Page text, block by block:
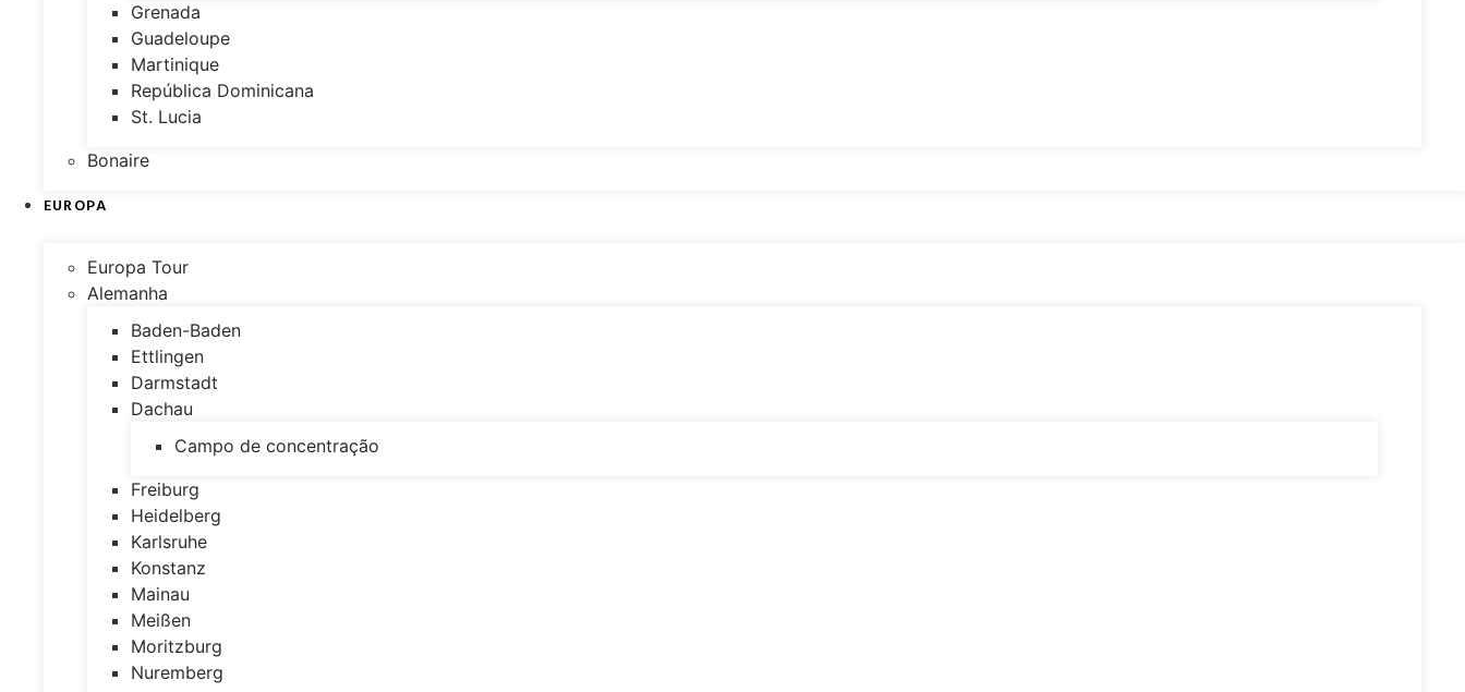
Grenada
Guadeloupe
Martinique
República Dominicana
St. Lucia
Bonaire
EUROPA
Europa Tour
Alemanha
Baden-Baden
Ettlingen
Darmstadt
Dachau
Campo de concentração
Freiburg
Heidelberg
Karlsruhe
Konstanz
Mainau
Meißen
Moritzburg
Nuremberg